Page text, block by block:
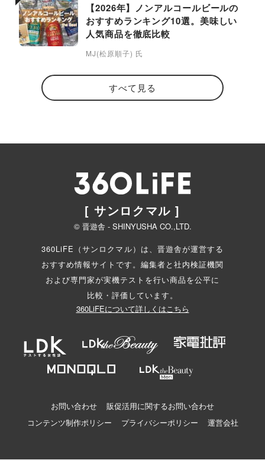
【2026年】ノンアルコールビールの
おすすめランキング10選。美味しい
人気商品を徹底比較
MJ(松原順子) 氏
すべて見る
[ サンロクマル ]
© 晋遊舎 - SHINYUSHA CO.,LTD.
360LiFE（サンロクマル）は、晋遊舎が運営する
おすすめ情報サイトです。編集者と社内検証機関
および専門家が実機テストを行い商品を公平に
比較・評価しています。
360LiFEについて詳しくはこちら
お問い合わせ
販促活用に関するお問い合わせ
コンテンツ制作ポリシー
プライバシーポリシー 運営会社